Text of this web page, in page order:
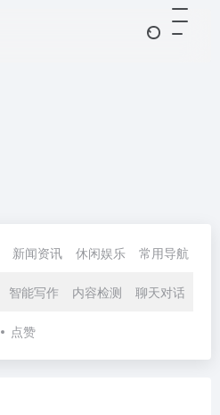
新闻资讯 休闲娱乐 常用导航
智能写作 内容检测 聊天对话
点赞